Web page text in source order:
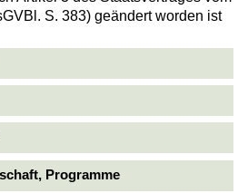
S. 383) geändert worden ist
Programme